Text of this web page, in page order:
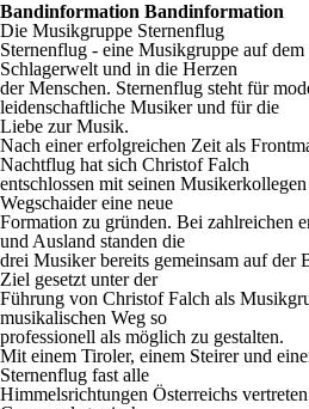
Bandinformation Bandinformation
Die Musikgruppe Sternenflug
Sternenflug - eine Musikgruppe auf
Schlagerwelt und in die Herzen
der Menschen. Sternenflug steht für
leidenschaftliche Musiker und für die
Liebe zur Musik.
Nach einer erfolgreichen Zeit als
Nachtflug hat sich Christof Falch
entschlossen mit seinen
Wegschaider eine neue
Formation zu gründen. Bei zahlreichen
und Ausland standen die
drei Musiker bereits gemeinsam auf der
Ziel gesetzt unter der
Führung von Christof Falch als
musikalischen Weg so
professionell als möglich zu gestalten.
Mit einem Tiroler, einem Steirer und
Sternenflug fast alle
Himmelsrichtungen Österreichs